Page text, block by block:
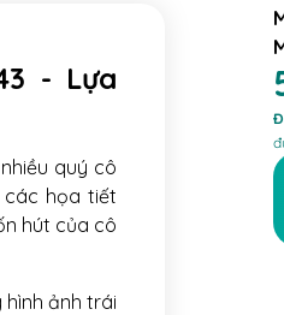
- Lựa
quý cô
các họa tiết
hút của cô
ảnh trái